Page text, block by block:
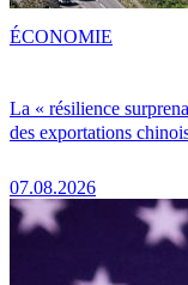
La « résilience
des exportations
07.08.2026
ÉCONOMIE